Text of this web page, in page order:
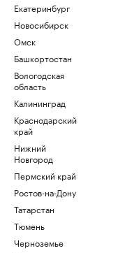
Екатеринбург
Новосибирск
Омск
Башкортостан
Вологодская
область
Калининград
Краснодарский
край
Нижний
Новгород
Пермский край
Ростов-на-Дону
Татарстан
Тюмень
Черноземье